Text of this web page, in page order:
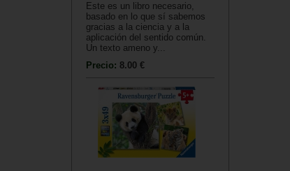
Este es un libro necesario,
basado en lo que sí sabemos
gracias a la ciencia y a la
aplicación del sentido común.
Un texto ameno y...
Precio: 8.00 €